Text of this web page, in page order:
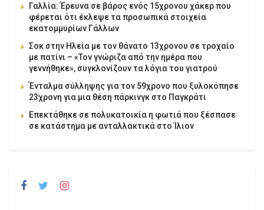
Γαλλία: Έρευνα σε βάρος ενός 15χρονου χάκερ που
φέρεται ότι έκλεψε τα προσωπικά στοιχεία
εκατομμυρίων Γάλλων
Σοκ στην Ηλεία με τον θάνατο 13χρονου σε τροχαίο
με πατίνι – «Τον γνώριζα από την ημέρα που
γεννήθηκε», συγκλονίζουν τα λόγια του γιατρού
Ένταλμα σύλληψης για τον 59χρονο που ξυλοκόπησε
23χρονη για μια θέση πάρκινγκ στο Παγκράτι
Επεκτάθηκε σε πολυκατοικία η φωτιά που ξέσπασε
σε κατάστημα με ανταλλακτικά στο Ίλιον